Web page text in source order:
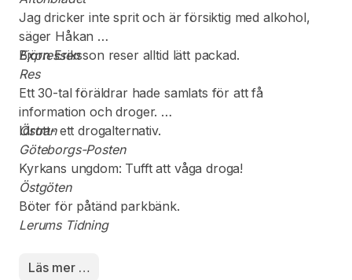
Jag dricker inte sprit och är försiktig med alkohol,
säger Håkan
Expressen
Björn Eriksson reser alltid lätt packad.
Res
Ett 30-tal föräldrar hade samlats för att få
information och droger.
Östran
Idrott- ett drogalternativ.
Göteborgs-Posten
Kyrkans ungdom: Tufft att våga droga!
Östgöten
Böter för påtänd parkbänk.
Lerums Tidning
Läs mer …